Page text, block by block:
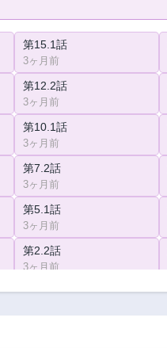
第15.1話
3ヶ月前
第12.2話
3ヶ月前
第10.1話
3ヶ月前
第7.2話
3ヶ月前
第5.1話
3ヶ月前
第2.2話
3ヶ月前